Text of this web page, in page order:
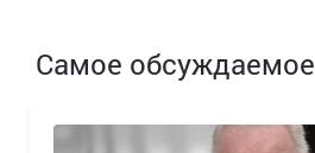
Самое обсуждаемое